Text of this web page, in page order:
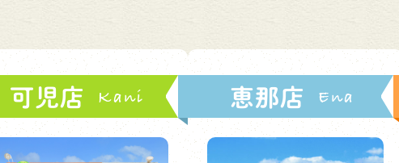
可児店 恵那店